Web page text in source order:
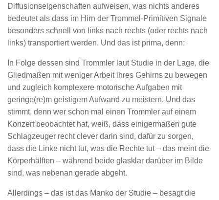
Diffusionseigenschaften aufweisen, was nichts anderes
bedeutet als dass im Hirn der Trommel-Primitiven Signale
besonders schnell von links nach rechts (oder rechts nach
links) transportiert werden. Und das ist prima, denn:
In Folge dessen sind Trommler laut Studie in der Lage, die
Gliedmaßen mit weniger Arbeit ihres Gehirns zu bewegen
und zugleich komplexere motorische Aufgaben mit
geringe(re)m geistigem Aufwand zu meistern. Und das
stimmt, denn wer schon mal einen Trommler auf einem
Konzert beobachtet hat, weiß, dass einigermaßen gute
Schlagzeuger recht clever darin sind, dafür zu sorgen,
dass die Linke nicht tut, was die Rechte tut – das meint die
Körperhälften – während beide glasklar darüber im Bilde
sind, was nebenan gerade abgeht.
Allerdings – das ist das Manko der Studie – besagt die